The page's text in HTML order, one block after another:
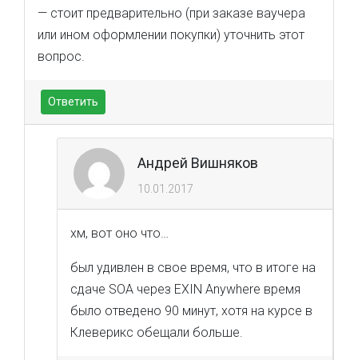
— стоит предварительно (при заказе ваучера
или ином оформлении покупки) уточнить этот
вопрос.
Ответить
Андрей Вишняков
10.01.2017
хм, вот оно что…
был удивлен в свое время, что в итоге на
сдаче SOA через EXIN Anywhere время
было отведено 90 минут, хотя на курсе в
Клеверикс обещали больше.